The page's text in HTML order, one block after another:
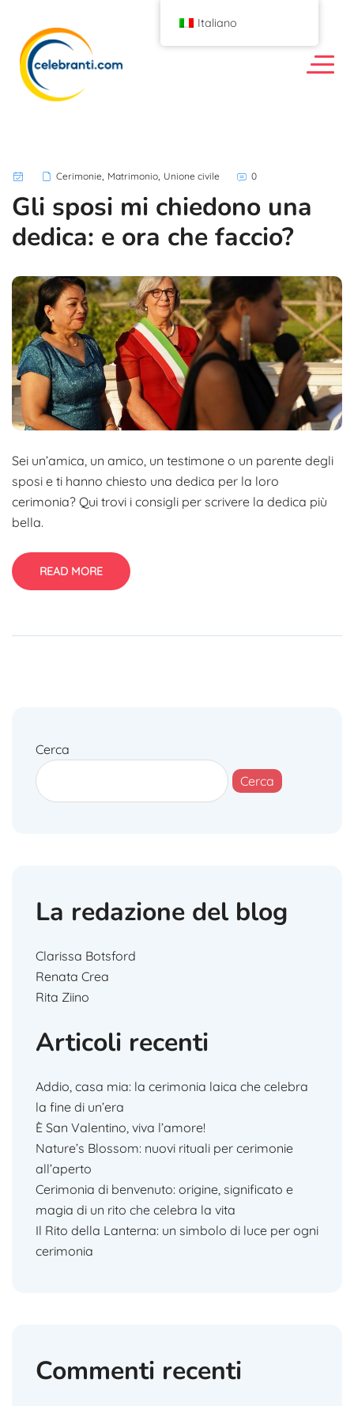
Cerimonie, Matrimonio, Unione civile 0
Gli sposi mi chiedono una
dedica: e ora che faccio?
Sei un’amica, un amico, un testimone o un parente degli
sposi e ti hanno chiesto una dedica per la loro
cerimonia? Qui trovi i consigli per scrivere la dedica più
bella.
READ MORE
Cerca
Cerca
La redazione del blog
Clarissa Botsford
Renata Crea
Rita Ziino
Articoli recenti
Addio, casa mia: la cerimonia laica che celebra
la fine di un’era
È San Valentino, viva l’amore!
Nature’s Blossom: nuovi rituali per cerimonie
all’aperto
Cerimonia di benvenuto: origine, significato e
magia di un rito che celebra la vita
Il Rito della Lanterna: un simbolo di luce per ogni
cerimonia
Commenti recenti
Italiano